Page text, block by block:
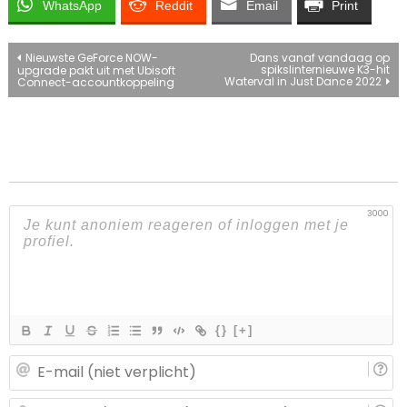
WhatsApp Reddit Email Print
Bericht
navigatie
Nieuwste GeForce NOW-
upgrade pakt uit met Ubisoft
Connect-accountkoppeling
Dans vanaf vandaag op
spikslinternieuwe K3-hit
Waterval in Just Dance 2022
3000
{} [+]